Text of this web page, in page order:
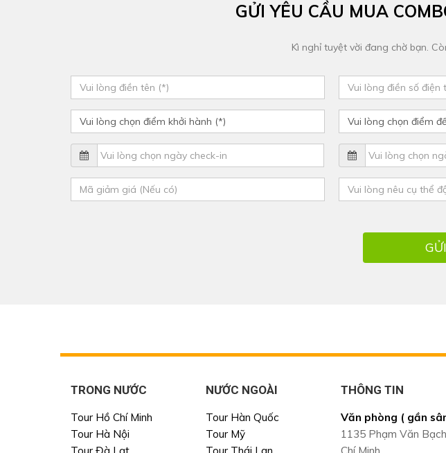
GỬI YÊU CẦU MUA
Kì nghỉ tuyệt vời đang chờ bạn.
TRONG NƯỚC
Tour Hồ Chí Minh
Tour Hà Nội
NƯỚC NGOÀI
Tour Hàn Quốc
Tour Mỹ
THÔNG TIN
Văn phòng ( gần
1135 Phạm Văn